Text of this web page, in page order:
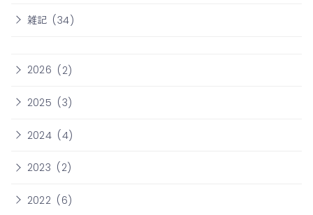
雑記 (34)
2026 (2)
2025 (3)
2024 (4)
2023 (2)
2022 (6)